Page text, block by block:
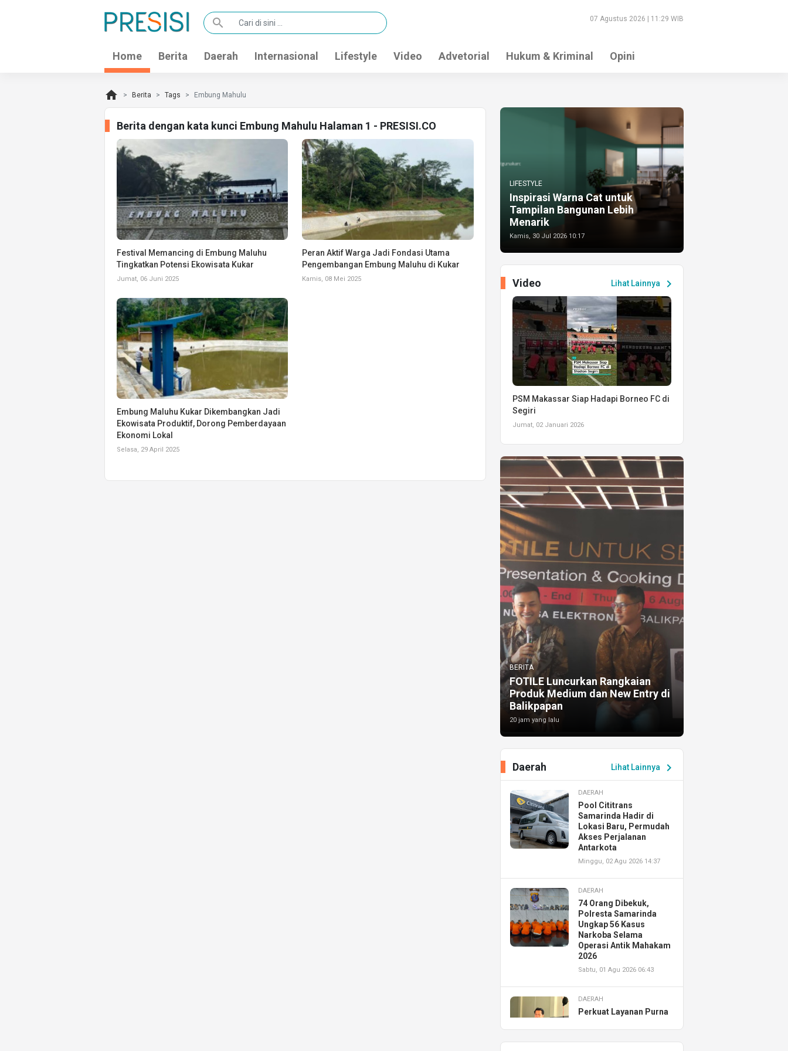
search 07 Agustus 2026 | 11:29 WIB
Home Berita Daerah Internasional Lifestyle Video Advetorial Hukum & Kriminal Opini
home Berita Tags Embung Mahulu
Berita dengan kata kunci Embung Mahulu Halaman 1 - PRESISI.CO
Festival Memancing di Embung Maluhu
Tingkatkan Potensi Ekowisata Kukar
Jumat, 06 Juni 2025
Peran Aktif Warga Jadi Fondasi Utama
Pengembangan Embung Maluhu di Kukar
Kamis, 08 Mei 2025
Embung Maluhu Kukar Dikembangkan Jadi
Ekowisata Produktif, Dorong Pemberdayaan
Ekonomi Lokal
Selasa, 29 April 2025
LIFESTYLE
Inspirasi Warna Cat untuk
Tampilan Bangunan Lebih
Menarik
Kamis, 30 Jul 2026 10:17
Lihat Lainnya chevron_right
Video
PSM Makassar Siap Hadapi Borneo FC di
Segiri
Jumat, 02 Januari 2026
BERITA
FOTILE Luncurkan Rangkaian
Produk Medium dan New Entry di
Balikpapan
20 jam yang lalu
Lihat Lainnya chevron_right
Daerah
DAERAH
Pool Cititrans
Samarinda Hadir di
Lokasi Baru, Permudah
Akses Perjalanan
Antarkota
Minggu, 02 Agu 2026 14:37
DAERAH
74 Orang Dibekuk,
Polresta Samarinda
Ungkap 56 Kasus
Narkoba Selama
Operasi Antik Mahakam
2026
Sabtu, 01 Agu 2026 06:43
DAERAH
Perkuat Layanan Purna
Resmikan AHASS